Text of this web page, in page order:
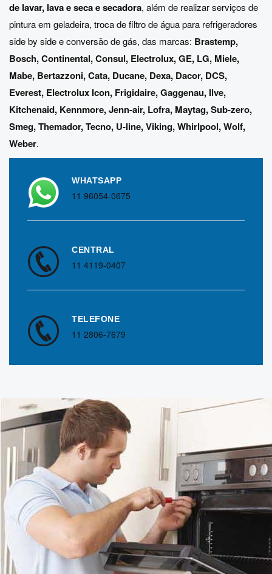
de lavar, lava e seca e secadora, além de realizar serviços de
pintura em geladeira, troca de filtro de água para refrigeradores
side by side e conversão de gás, das marcas: Brastemp,
Bosch,Continental,Consul, Electrolux,GE, LG, Miele,
Mabe, Bertazzoni,Cata, Ducane, Dexa, Dacor, DCS,
Everest, Electrolux Icon, Frigidaire,Gaggenau, Ilve,
Kitchenaid, Kennmore,Jenn-air, Lofra, Maytag,Sub-zero,
Smeg,Themador,Tecno, U-line,Viking,Whirlpool,Wolf,
Weber.
WHATSAPP
11 96054-0675
CENTRAL
11 4119-0407
TELEFONE
11 2806-7679